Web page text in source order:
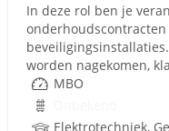
In deze rol ben je
worden nagekomen,
MBO